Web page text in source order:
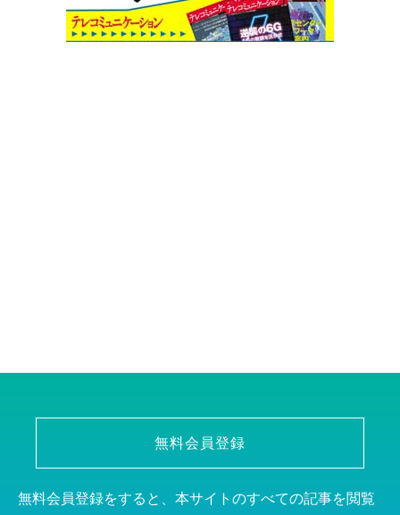
無料会員登録
無料会員登録をすると、本サイトのすべての記事を閲覧